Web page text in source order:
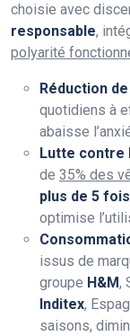
choisie avec
responsable,
polyarité
Réduction
quotidiens à
abaisse
Lutte contre
de 35% des
plus de 5
optimise
issus de
groupe H&M,
Inditex,
saisons,